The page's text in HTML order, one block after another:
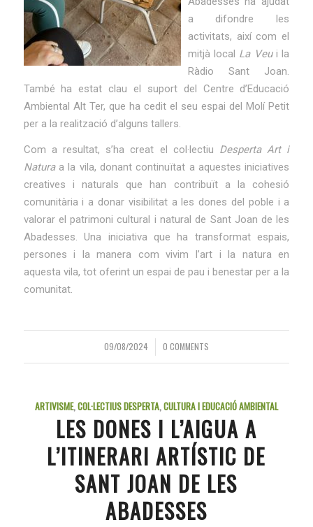
a difondre les
activitats, així com el
mitjà local La Veui la
Ràdio Sant Joan.
També ha estat clau el suport del Centre d’Educació
Ambiental Alt Ter, que ha cedit el seu espai del Molí Petit
per a la realització d’alguns tallers.
Com a resultat, s’ha creat el col·lectiu Desperta Art i
Naturaa la vila, donant continuïtat a aquestes iniciatives
creatives i naturals que han contribuït a la cohesió
comunitària i a donar visibilitat a les dones del poble i a
valorar el patrimoni cultural i natural de Sant Joan de les
Abadesses. Una iniciativa que ha transformat espais,
persones i la manera com vivim l’art i la natura en
aquesta vila, tot oferint un espai de pau i benestar per a la
comunitat.
09/08/2024
/ 0 COMMENTS
ARTIVISME,COL·LECTIUS DESPERTA,CULTURA I EDUCACIÓ AMBIENTAL
LES DONES I L’AIGUA A
L’ITINERARI ARTÍSTIC DE
SANT JOAN DE LES
ABADESSES